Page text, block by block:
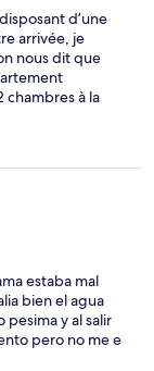
d’une
arrivée, je
nous dit que
chambres à la
coup de fil,
procédé un peu
tables à la
poche
excellent jus
été là… De plus,
km de là et
déjà fait
estaba mal
bien el agua
pesima y al salir
pero no me e